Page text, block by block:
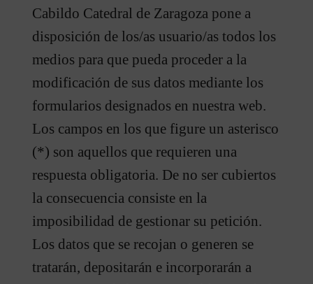
Cabildo Catedral de Zaragoza pone a
disposición de los/as usuario/as todos los
medios para que pueda proceder a la
modificación de sus datos mediante los
formularios designados en nuestra web.
Los campos en los que figure un asterisco
(*) son aquellos que requieren una
respuesta obligatoria. De no ser cubiertos
la consecuencia consiste en la
imposibilidad de gestionar su petición.
Los datos que se recojan o generen se
tratarán, depositarán e incorporarán a